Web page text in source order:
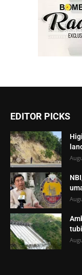
EDITOR PICKS